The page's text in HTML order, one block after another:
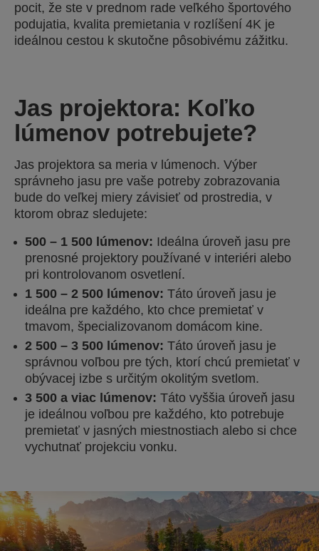
pocit, že ste v prednom rade veľkého športového
podujatia, kvalita premietania v rozlíšení 4K je
ideálnou cestou k skutočne pôsobivému zážitku.
Jas projektora: Koľko
lúmenov potrebujete?
Jas projektora sa meria v lúmenoch. Výber
správneho jasu pre vaše potreby zobrazovania
bude do veľkej miery závisieť od prostredia, v
ktorom obraz sledujete:
500 – 1 500 lúmenov: Ideálna úroveň jasu pre
prenosné projektory používané v interiéri alebo
pri kontrolovanom osvetlení.
1 500 – 2 500 lúmenov: Táto úroveň jasu je
ideálna pre každého, kto chce premietať v
tmavom, špecializovanom domácom kine.
2 500 – 3 500 lúmenov: Táto úroveň jasu je
správnou voľbou pre tých, ktorí chcú premietať v
obývacej izbe s určitým okolitým svetlom.
3 500 a viac lúmenov: Táto vyššia úroveň jasu
je ideálnou voľbou pre každého, kto potrebuje
premietať v jasných miestnostiach alebo si chce
vychutnať projekciu vonku.